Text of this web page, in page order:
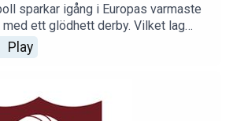
sparkar igång i Europas varmaste
ett glödhett derby. Vilket lag
rustat och hur värderas Sevillas
efter Roma-äventyret? Och så
Real Sociedad.
Play